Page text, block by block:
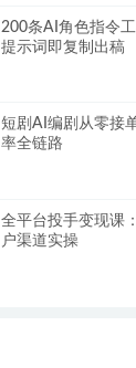
200条AI角色指令
提示词即复制出稿
短剧AI编剧从零接
率全链路
全平台投手变现课
户渠道实操